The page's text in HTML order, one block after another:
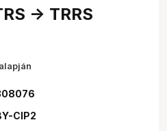
-> TRRS
CIP2